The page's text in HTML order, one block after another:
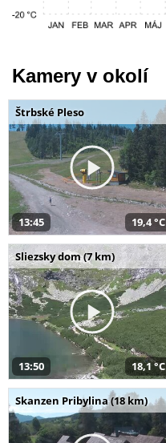
Kamery v okolí
Štrbské Pleso
13:45 19,4 °C
Sliezsky dom (7 km)
13:50 18,1 °C
Skanzen Pribylina (18 km)